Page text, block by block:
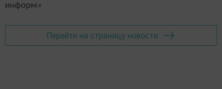
информ»
Перейти на страницу новости